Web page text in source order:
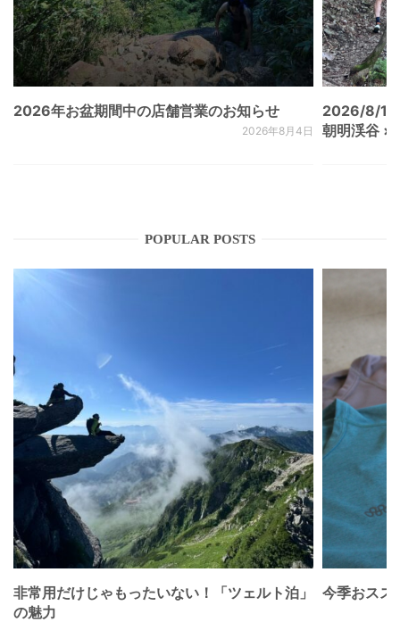
2026年お盆期間中の店舗営業のお知らせ
2026年8月4日
2026/8/
朝明渓谷 ×
POPULAR POSTS
非常用だけじゃもったいない！「ツェルト泊」
の魅力
今季おスス